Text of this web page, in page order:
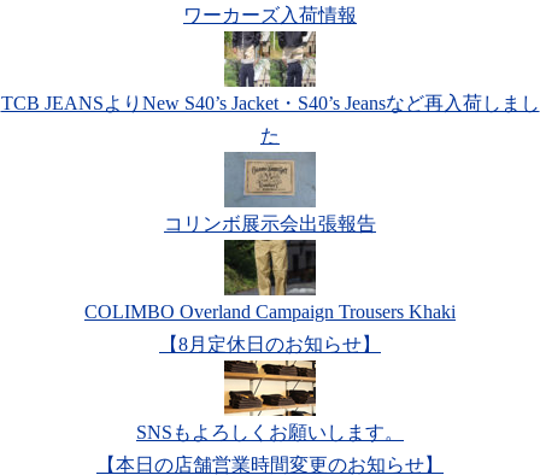
ワーカーズ入荷情報
TCB JEANSよりNew S40’s Jacket・S40’s Jeansなど再入荷しまし
た
コリンボ展示会出張報告
COLIMBO Overland Campaign Trousers Khaki
【8月定休日のお知らせ】
SNSもよろしくお願いします。
【本日の店舗営業時間変更のお知らせ】